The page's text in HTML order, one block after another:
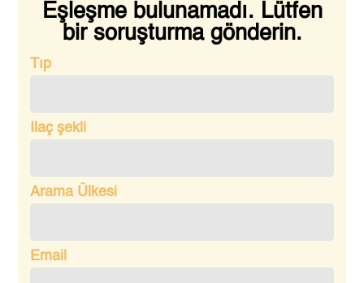
Eşleşme bulunamadı. Lütfen
bir soruşturma gönderin.
Tıp
Ilaç şekli
Arama Ülkesi
Email